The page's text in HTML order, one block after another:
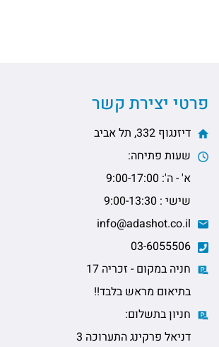
פרטי יצירת קשר
דיזנגוף 332, תל אביב
שעות פתיחה:
א' - ה': 9:00-17:00
שישי : 9:00-13:30
חניה במקום - זכריה 17
בתיאום מראש בלבד!!
חניון בתשלום:
דניאל פרקינג התערוכה 3